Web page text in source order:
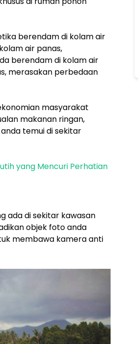
berendam di kolam air
air panas,
berendam di kolam air
merasakan perbedaan
masyarakat
makanan ringan,
temui di sekitar
yang Mencuri Perhatian
ada di sekitar kawasan
objek foto anda
membawa kamera anti